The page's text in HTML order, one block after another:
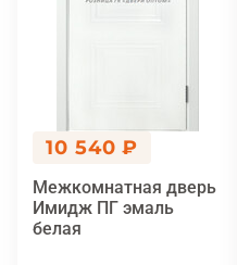
10 540 ₽
Межкомнатная дверь
Имидж ПГ эмаль
белая